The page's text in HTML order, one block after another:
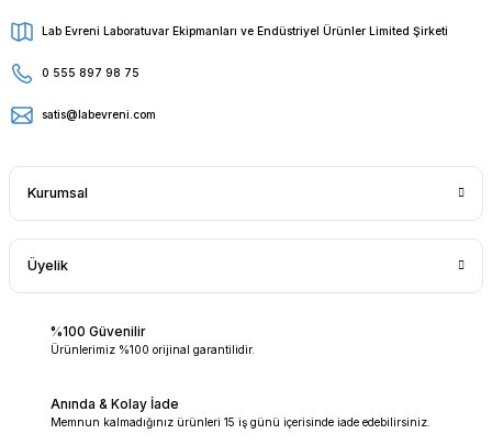
Lab Evreni Laboratuvar Ekipmanları ve Endüstriyel Ürünler Limited Şirketi
0 555 897 98 75
satis@labevreni.com
Kurumsal
Üyelik
%100 Güvenilir
Ürünlerimiz %100 orijinal garantilidir.
Anında & Kolay İade
Memnun kalmadığınız ürünleri 15 iş günü içerisinde iade edebilirsiniz.